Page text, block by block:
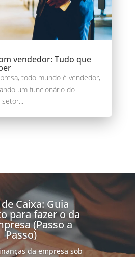
vendedor: Tudo que
todo mundo é vendedor,
um funcionário do
Caixa: Guia
para fazer o da
(Passo a
Passo)
da empresa sob